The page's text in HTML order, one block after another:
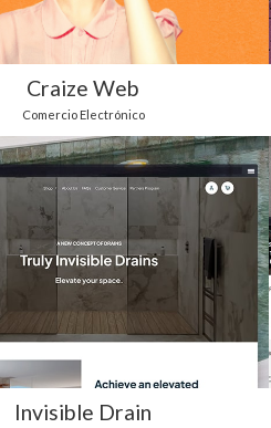
Craize Web
Comercio Electrónico
Invisible Drain